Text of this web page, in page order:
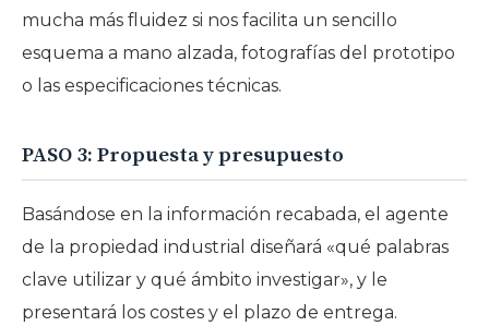
mucha más fluidez si nos facilita un sencillo
esquema a mano alzada, fotografías del prototipo
o las especificaciones técnicas.
PASO 3: Propuesta y presupuesto
Basándose en la información recabada, el agente
de la propiedad industrial diseñará «qué palabras
clave utilizar y qué ámbito investigar», y le
presentará los costes y el plazo de entrega.